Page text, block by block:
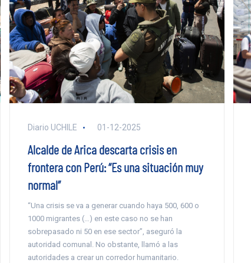
Diario UCHILE 01-12-2025
Alcalde de Arica descarta crisis en
frontera con Perú: “Es una situación muy
normal”
“Una crisis se va a generar cuando haya 500, 600 o
1000 migrantes (…) en este caso no se han
sobrepasado ni 50 en ese sector”, aseguró la
autoridad comunal. No obstante, llamó a las
autoridades a crear un corredor humanitario.